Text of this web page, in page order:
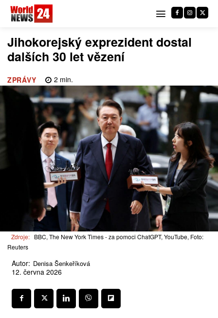
Jihokorejský exprezident dostal
dalších 30 let vězení
ZPRÁVY 2 min.
Zdroje: BBC, The New York Times - za pomoci ChatGPT, YouTube, Foto:
Reuters
Autor: Denisa Šenkeříková
12. června 2026